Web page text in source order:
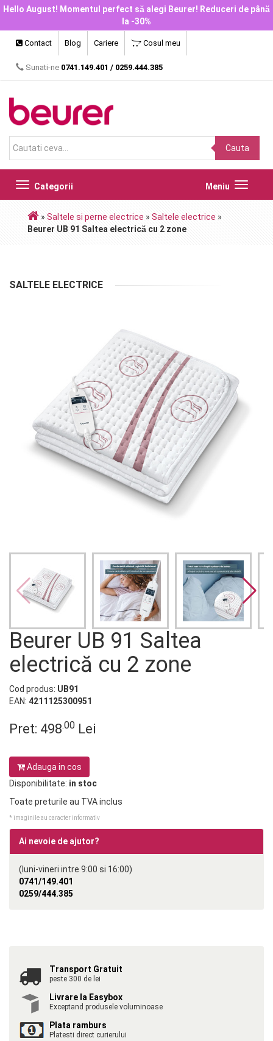
Hello August! Momentul perfect să alegi Beurer! Reduceri de până
la -30%
Contact Blog Cariere Cosul meu
Sunati-ne 0741.149.401 / 0259.444.385
Cauta
Categorii
Toggle
navigation
Meniu
Toggle
» Saltele si perne electrice » Saltele electrice »
Beurer UB 91 Saltea electrică cu 2 zone
SALTELE ELECTRICE
Beurer UB 91 Saltea
electrică cu 2 zone
Cod produs: UB91
EAN: 4211125300951
Pret: 498.00 Lei
Adauga in cos
Disponibilitate: in stoc
Toate preturile au TVA inclus
* imaginile au caracter informativ
Ai nevoie de ajutor?
(luni-vineri intre 9:00 si 16:00)
0741/149.401
0259/444.385
Transport Gratuit
peste 300 de lei
Livrare la Easybox
Exceptand produsele voluminoase
Plata ramburs
Platesti direct curierului